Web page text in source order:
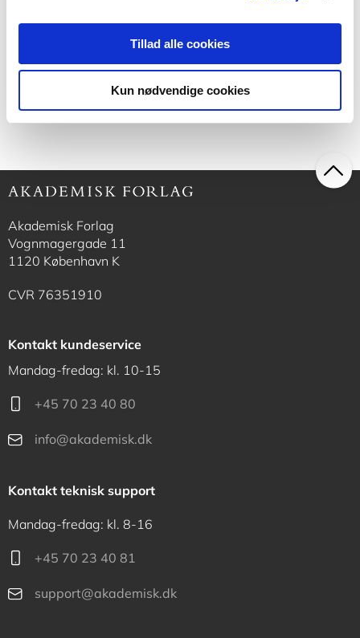
Tillad alle cookies
Kun nødvendige cookies
Akademisk Forlag
Vognmagergade 11
1120 København K
CVR 76351910
Kontakt kundeservice
Mandag-fredag: kl. 10-15
+45 70 23 40 80
info@akademisk.dk
Kontakt teknisk support
Mandag-fredag: kl. 8-16
+45 70 23 40 81
support@akademisk.dk